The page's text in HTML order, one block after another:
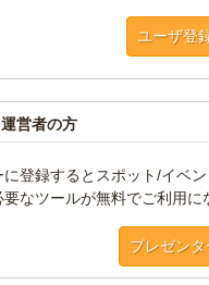
ユーザ登
営者の方
に登録するとスポット/イベ
なツールが無料でご利用に
プレゼン